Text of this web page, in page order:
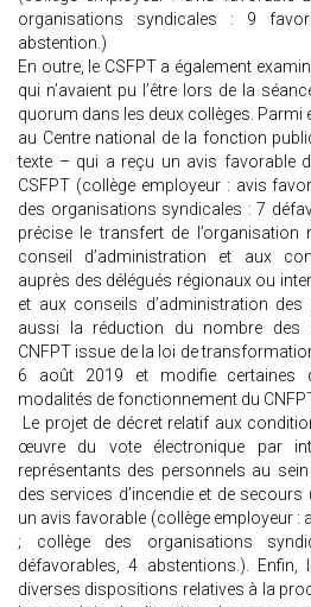
organisations syndicales : 9
abstention.)
En outre, le CSFPT a également
qui n’avaient pu l’être lors de la
quorum dans les deux collèges. Parmi
au Centre national de la fonction
texte – qui a reçu un avis favorable
CSFPT (collège employeur : avis
des organisations syndicales : 7
précise le transfert de l’organisation
conseil d’administration et aux
auprès des délégués régionaux ou
et aux conseils d’administration
aussi la réduction du nombre des
CNFPT issue de la loi de
6 août 2019 et modifie certaines
modalités de fonctionnement du
Le projet de décret relatif aux
œuvre du vote électronique par
représentants des personnels au
des services d’incendie et de
un avis favorable (collège employeur :
; collège des organisations
défavorables, 4 abstentions.).
diverses dispositions relatives à la